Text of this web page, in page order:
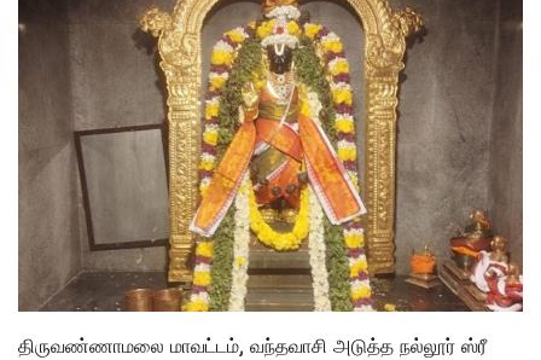
திருவண்ணாமலை மாவட்டம், வந்தவாசி அடுத்த நல்லூர் ஸ்ரீ